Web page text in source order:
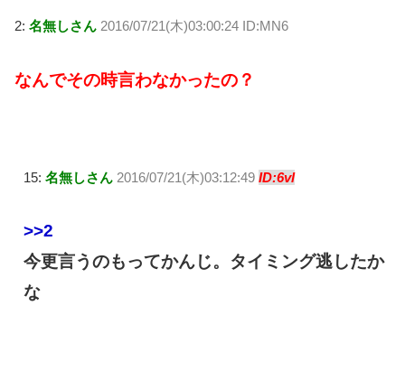
2: 名無しさん 2016/07/21(木)03:00:24 ID:MN6
なんでその時言わなかったの？
15: 名無しさん 2016/07/21(木)03:12:49 ID:6vl
>>2
今更言うのもってかんじ。タイミング逃したか
な